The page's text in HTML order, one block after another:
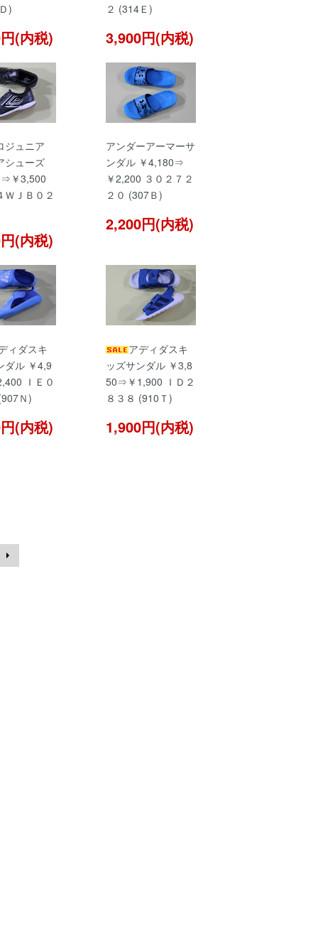
)
(内税)
２ (314Ｅ)
3,900円(内税)
ジュニア
シューズ
￥3,500
ＪＢ０２
(内税)
アンダーアーマーサ
ンダル ￥4,180⇒
￥2,200 ３０２７２
２０ (307Ｂ)
2,200円(内税)
ィダスキ
ダル ￥4,9
ＩＥ０
Ｎ)
(内税)
アディダスキ
ッズサンダル ￥3,8
50⇒￥1,900 ＩＤ２
８３８ (910Ｔ)
1,900円(内税)